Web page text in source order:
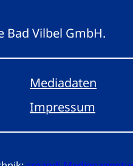
Bad Vilbel GmbH.
Mediadaten
Impressum